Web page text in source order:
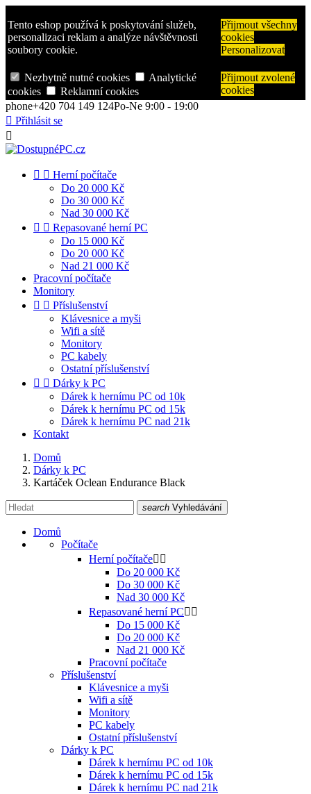
Tento eshop používá k poskytování služeb,
personalizaci reklam a analýze návštěvnosti
soubory cookie.
Přijmout všechny
cookies
Personalizovat
Nezbytně nutné cookies
Analytické
cookies
Reklamní cookies
Přijmout zvolené
cookies
phone+420 704 149 124Po-Ne 9:00 - 19:00
 Přihlásit se

  Herní počítače
Do 20 000 Kč
Do 30 000 Kč
Nad 30 000 Kč
  Repasované herní PC
Do 15 000 Kč
Do 20 000 Kč
Nad 21 000 Kč
Pracovní počítače
Monitory
  Příslušenství
Klávesnice a myši
Wifi a sítě
Monitory
PC kabely
Ostatní příslušenství
  Dárky k PC
Dárek k hernímu PC od 10k
Dárek k hernímu PC od 15k
Dárek k hernímu PC nad 21k
Kontakt
Domů
Dárky k PC
Kartáček Oclean Endurance Black
search Vyhledávání
Domů
Počítače
Herní počítače 
Do 20 000 Kč
Do 30 000 Kč
Nad 30 000 Kč
Repasované herní PC 
Do 15 000 Kč
Do 20 000 Kč
Nad 21 000 Kč
Pracovní počítače
Příslušenství
Klávesnice a myši
Wifi a sítě
Monitory
PC kabely
Ostatní příslušenství
Dárky k PC
Dárek k hernímu PC od 10k
Dárek k hernímu PC od 15k
Dárek k hernímu PC nad 21k